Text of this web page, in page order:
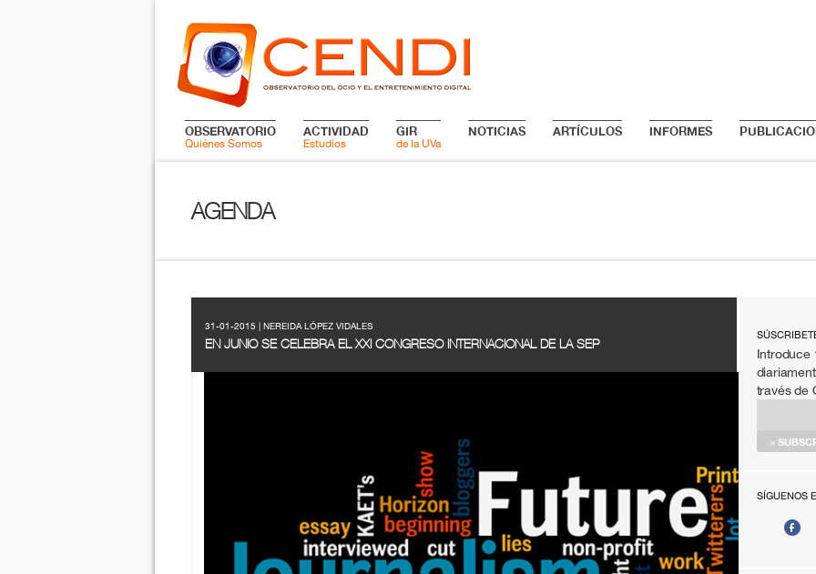
OBSERVATORIO
Quiénes Somos
ACTIVIDAD
Estudios
GIR
de la UVa
NOTICIAS ARTÍCULOS INFORMES
AGENDA
través de
SÍGUENOS
31-01-2015 | NEREIDA LÓPEZ VIDALES
EN JUNIO SE CELEBRA EL XXI CONGRESO INTERNACIONAL DE LA SEP